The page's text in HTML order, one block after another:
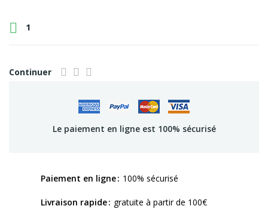
 1
Continuer
Le paiement en ligne est 100% sécurisé
Paiement en ligne 100% sécurisé
Livraison rapide gratuite à partir de 100€